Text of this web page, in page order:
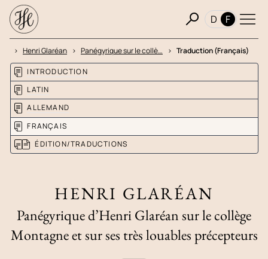
D F
Henri Glaréan Panégyrique sur le collè… Traduction (Français)
INTRODUCTION
LATIN
ALLEMAND
FRANÇAIS
ÉDITION/TRADUCTIONS
HENRI GLARÉAN
Panégyrique d’Henri Glaréan sur le collège
Montagne et sur ses très louables précepteurs